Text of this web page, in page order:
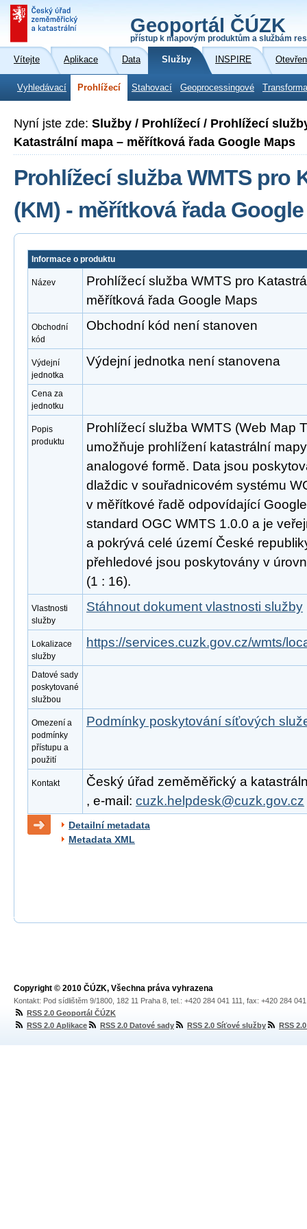
Geoportál ČÚZK
přístup k mapovým produktům a službám
Vítejte Aplikace Data Služby INSPIRE
Vyhledávací Prohlížecí Stahovací Geoprocessingové
Nyní jste zde: Služby / Prohlížecí / Prohlížecí
Katastrální mapa – měřítková řada Google Maps
Prohlížecí služba WMTS pro
(KM) - měřítková řada
Informace o produktu
Název
Prohlížecí služba WMTS pro
měřítková řada Google Maps
Obchodní
kód
Obchodní kód není stanoven
Výdejní
jednotka
Výdejní jednotka není stanovena
Cena za
jednotku
Popis
produktu
Prohlížecí služba WMTS (Web Map
umožňuje prohlížení katastrální
analogové formě. Data jsou
dlaždic v souřadnicovém systému
v měřítkové řadě odpovídající
standard OGC WMTS 1.0.0 a je
a pokrývá celé území České
přehledové jsou poskytovány v
(1 : 16).
Vlastnosti
služby
Stáhnout dokument vlastnosti služby
Lokalizace
služby
https://services.cuzk.gov.cz/wmts/
Datové sady
poskytované
službou
Omezení a
podmínky
přístupu a
použití
Podmínky poskytování síťových
Kontakt
Český úřad zeměměřický a
, e-mail: cuzk.helpdesk@cuzk.gov.cz
Detailní metadata
Metadata XML
Copyright © 2010 ČÚZK, Všechna práva vyhrazena
Kontakt: Pod sídlištěm 9/1800, 182 11 Praha 8, tel.: +420 284 041 111, fax: +420 284
RSS 2.0 Geoportál ČÚZK
RSS 2.0 Aplikace
RSS 2.0 Datové sady RSS 2.0 Síťové služby RSS